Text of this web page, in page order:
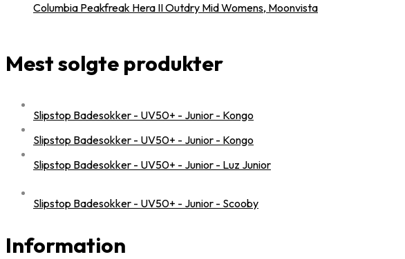
Columbia Peakfreak Hera II Outdry Mid Womens, Moonvista
Mest solgte produkter
Slipstop Badesokker - UV50+ - Junior - Kongo
Slipstop Badesokker - UV50+ - Junior - Kongo
Slipstop Badesokker - UV50+ - Junior - Luz Junior
Slipstop Badesokker - UV50+ - Junior - Scooby
Information